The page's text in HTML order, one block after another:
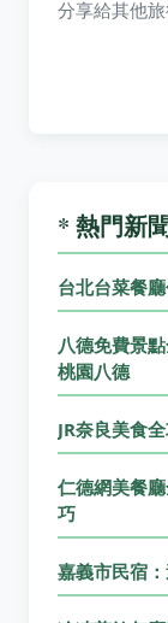
分享給其他旅
* 熱門新
台北台菜餐
八德免費景
桃園八德
JR奈良美食
仁德網美餐
巧
嘉義市民宿